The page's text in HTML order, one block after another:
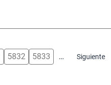
5832 5833 … Siguiente
Siguiente página